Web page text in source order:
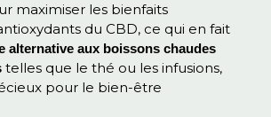
maximiser les bienfaits
du CBD, ce qui en fait
alternative aux boissons chaudes
telles que le thé ou les infusions,
pour le bien-être